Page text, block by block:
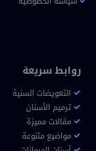
روابط سريعة
التعويضات السنية
ترميم الأسنان
مقالات مميزة
مواضيع متنوعة